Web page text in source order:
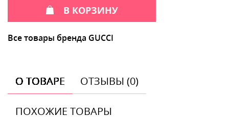
В КОРЗИНУ
Все товары бренда GUCCI
О ТОВАРЕ ОТЗЫВЫ (0)
ПОХОЖИЕ ТОВАРЫ